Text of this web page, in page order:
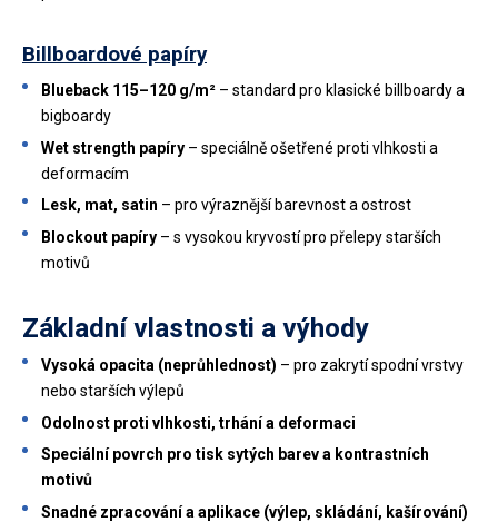
Billboardové papíry
Blueback 115–120 g/m²– standard pro klasické billboardy a
bigboardy
Wet strength papíry– speciálně ošetřené proti vlhkosti a
deformacím
Lesk, mat, satin – pro výraznější barevnost a ostrost
Blockout papíry– s vysokou kryvostí pro přelepy starších
motivů
Základní vlastnosti a výhody
Vysoká opacita (neprůhlednost) – pro zakrytí spodní vrstvy
nebo starších výlepů
Odolnost proti vlhkosti, trhání a deformaci
Speciální povrch pro tisk sytých barev a kontrastních
motivů
Snadné zpracování a aplikace (výlep, skládání, kašírování)